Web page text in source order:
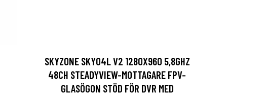
SKYZONE SKY04L V2 1280X960 5,8GHZ
48CH STEADYVIEW-MOTTAGARE FPV-
GLASÖGON STÖD FÖR DVR MED